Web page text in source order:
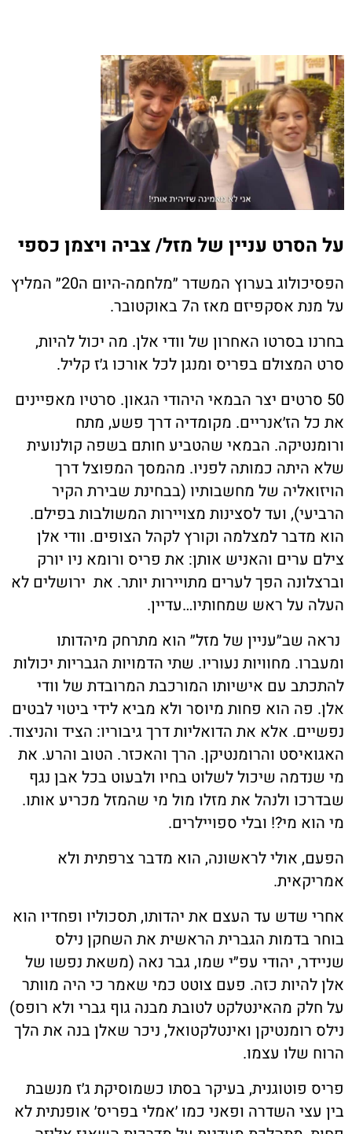
על הסרט עניין של מזל/ צביה ויצמן כספי
הפסיכולוג בערוץ המשדר ״מלחמה-היום ה20״ המליץ
על מנת אסקפיזם מאז ה7 באוקטובר.
בחרנו בסרטו האחרון של וודי אלן. מה יכול להיות,
סרט המצולם בפריס ומנגן לכל אורכו ג׳ז קליל.
50 סרטים יצר הבמאי היהודי הגאון. סרטיו מאפיינים
את כל הז׳אנריים. מקומדיה דרך פשע, מתח
ורומנטיקה. הבמאי שהטביע חותם בשפה קולנועית
שלא היתה כמותה לפניו. מהמסך המפוצל דרך
הויזואליה של מחשבותיו (בבחינת שבירת הקיר
הרביעי), ועד לסצינות מצויירות המשולבות בפילם.
הוא מדבר למצלמה וקורץ לקהל הצופים. וודי אלן
צילם ערים והאניש אותן: את פריס ורומא ניו יורק
וברצלונה הפך לערים מתויירות יותר. את ירושלים לא
העלה על ראש שמחותיו…עדיין.
נראה שב״עניין של מזל״ הוא מתרחק מיהדותו
ומעברו. מחוויות נעוריו. שתי הדמויות הגבריות יכולות
להתכתב עם אישיותו המורכבת המרובדת של וודי
אלן. פה הוא פחות מיוסר ולא מביא לידי ביטוי לבטים
נפשיים. אלא את הדואליות דרך גיבוריו: הציד והניצוד.
האגואיסט והרומנטיקן. הרך והאכזר. הטוב והרע. את
מי שנדמה שיכול לשלוט בחיו ולבעוט בכל אבן נגף
שבדרכו ולנהל את מזלו מול מי שהמזל מכריע אותו.
מי הוא מי?! ובלי ספויילרים.
הפעם, אולי לראשונה, הוא מדבר צרפתית ולא
אמריקאית.
אחרי שדש עד העצם את יהדותו, תסכוליו ופחדיו הוא
בוחר בדמות הגברית הראשית את השחקן נילס
שניידר, יהודי עפ״י שמו, גבר נאה (משאת נפשו של
אלן להיות כזה. פעם צוטט כמי שאמר כי היה מוותר
על חלק מהאינטלקט לטובת מבנה גוף גברי ולא רופס)
נילס רומנטיקן ואינטלקטואל, ניכר שאלן בנה את הלך
הרוח שלו עצמו.
פריס פוטוגנית, בעיקר בסתו כשמוסיקת ג׳ז מנשבת
בין עצי השדרה ופאני כמו ׳אמלי בפריס׳ אופנתית לא